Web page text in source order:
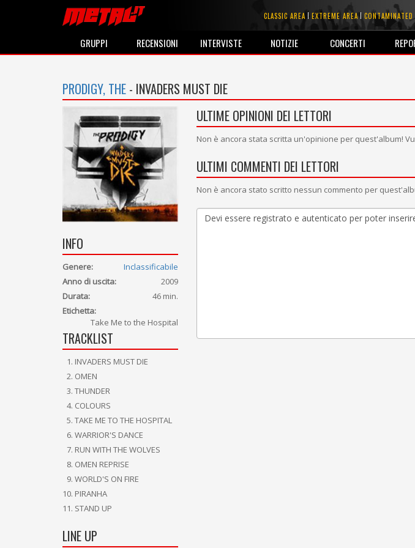
CLASSIC AREA EXTREME AREA CONTAMINATED
GRUPPI RECENSIONI INTERVISTE NOTIZIE CONCERTI
PRODIGY, THE - INVADERS MUST DIE
INFO
Genere:
Inclassificabile
Anno di uscita:
2009
Durata:
46 min.
Etichetta:
Take Me to the Hospital
TRACKLIST
INVADERS MUST DIE
OMEN
THUNDER
COLOURS
TAKE ME TO THE HOSPITAL
WARRIOR'S DANCE
RUN WITH THE WOLVES
OMEN REPRISE
WORLD'S ON FIRE
PIRANHA
STAND UP
LINE UP
ULTIME OPINIONI DEI LETTORI
Non è ancora stata scritta un'opinione per quest'album!
ULTIMI COMMENTI DEI LETTORI
Non è ancora stato scritto nessun commento per